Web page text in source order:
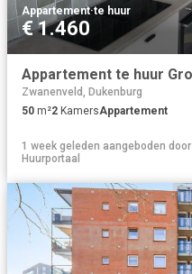
Appartement·te huur
€ 1.460
Zwanenveld, Dukenburg
50 m²2 KamersAppartement
1 week geleden aangeboden door
Huurportaal